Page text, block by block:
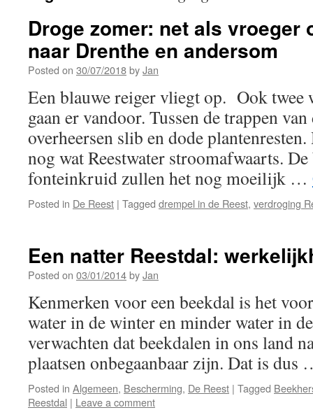
Droge zomer: net als vroeger
naar Drenthe en andersom
Posted on 30/07/2018byJan
Een blauwe reiger vliegt op. Ook twee
gaan er vandoor. Tussen de trappen
overheersen slib en dode
nog wat Reestwater stroomafwaarts.
fonteinkruid zullen het nog moeilijk …
Posted in De Reest | Tagged drempel in de Reest, verdroging
Een natter Reestdal:
Posted on 03/01/2014byJan
Kenmerken voor een beekdal is het
water in de winter en minder water in
verwachten dat beekdalen in ons land
plaatsen onbegaanbaar zijn. Dat is
Posted in Algemeen, Bescherming, De Reest | Tagged
Reestdal | Leave a comment